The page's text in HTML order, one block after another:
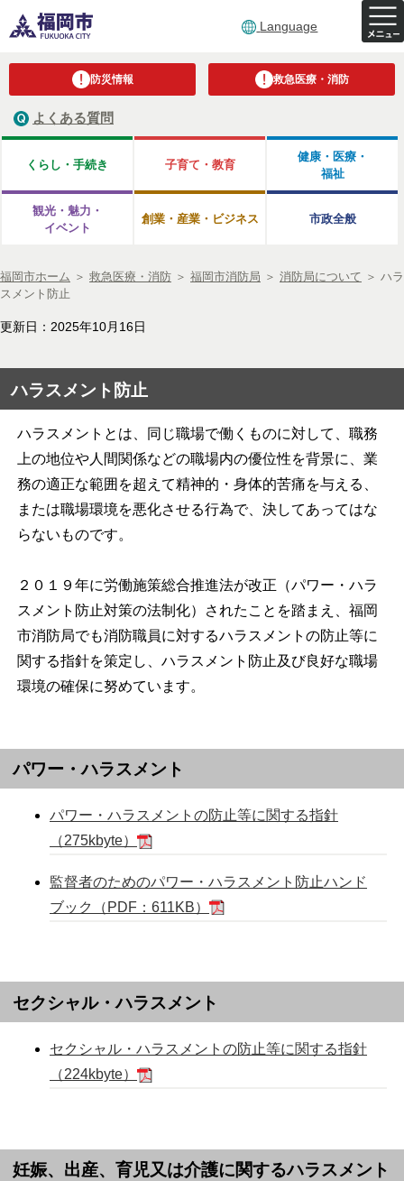
Language
防災情報 救急医療・消防
よくある質問
くらし・手続き 子育て・教育
健康・医療・
福祉
観光・魅力・
イベント
創業・産業・ビジネス 市政全般
福岡市ホーム ＞ 救急医療・消防 ＞ 福岡市消防局 ＞ 消防局について ＞ ハラ
スメント防止
更新日：2025年10月16日
ハラスメント防止
ハラスメントとは、同じ職場で働くものに対して、職務
上の地位や人間関係などの職場内の優位性を背景に、業
務の適正な範囲を超えて精神的・身体的苦痛を与える、
または職場環境を悪化させる行為で、決してあってはな
らないものです。
２０１９年に労働施策総合推進法が改正（パワー・ハラ
スメント防止対策の法制化）されたことを踏まえ、福岡
市消防局でも消防職員に対するハラスメントの防止等に
関する指針を策定し、ハラスメント防止及び良好な職場
環境の確保に努めています。
パワー・ハラスメント
パワー・ハラスメントの防止等に関する指針
（275kbyte）
監督者のためのパワー・ハラスメント防止ハンド
ブック（PDF：611KB）
セクシャル・ハラスメント
セクシャル・ハラスメントの防止等に関する指針
（224kbyte）
妊娠、出産、育児又は介護に関するハラスメント